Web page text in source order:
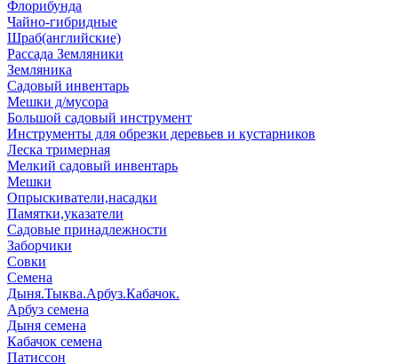
Флорибунда
Чайно-гибридные
Шраб(английские)
Рассада Земляники
Земляника
Садовый инвентарь
Мешки д/мусора
Большой садовый инструмент
Инструменты для обрезки деревьев и кустарников
Леска тримерная
Мелкий садовый инвентарь
Мешки
Опрыскиватели,насадки
Памятки,указатели
Садовые принадлежности
Заборчики
Совки
Семена
Дыня.Тыква.Арбуз.Кабачок.
Арбуз семена
Дыня семена
Кабачок семена
Патиссон